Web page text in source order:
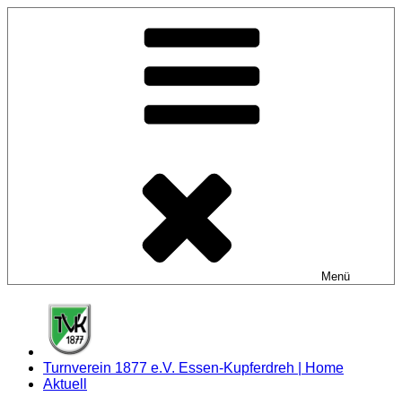
Menü
Turnverein 1877 e.V. Essen-Kupferdreh | Home
Aktuell